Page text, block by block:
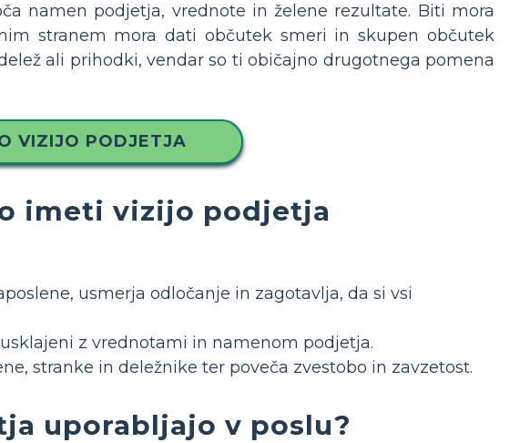
namen podjetja, vrednote in želene rezultate. Biti mora
stranem mora dati občutek smeri in skupen občutek
ali prihodki, vendar so ti običajno drugotnega pomena
VIZIJO PODJETJA
imeti vizijo podjetja
usmerja odločanje in zagotavlja, da si vsi
z vrednotami in namenom podjetja.
stranke in deležnike ter poveča zvestobo in zavzetost.
uporabljajo v poslu?